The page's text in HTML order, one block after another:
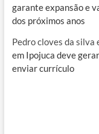
garante expansão e
dos próximos anos
Pedro cloves da silva
em Ipojuca deve
enviar currículo